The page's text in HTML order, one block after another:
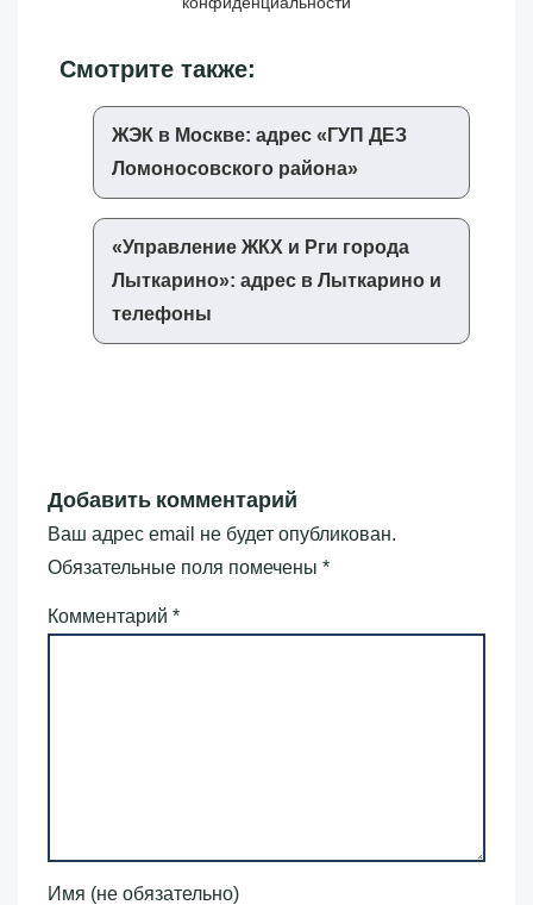
Смотрите также:
ЖЭК в Москве: адрес «‎ГУП ДЕЗ
Ломоносовского района»‎
«‎Управление ЖКХ и Рги города
Лыткарино»‎: адрес в Лыткарино и
телефоны
Добавить комментарий
Ваш адрес email не будет опубликован.
Обязательные поля помечены *
Комментарий *
Имя (не обязательно)